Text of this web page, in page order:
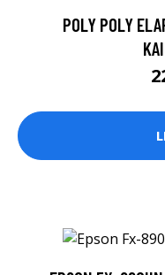
POLY POLY